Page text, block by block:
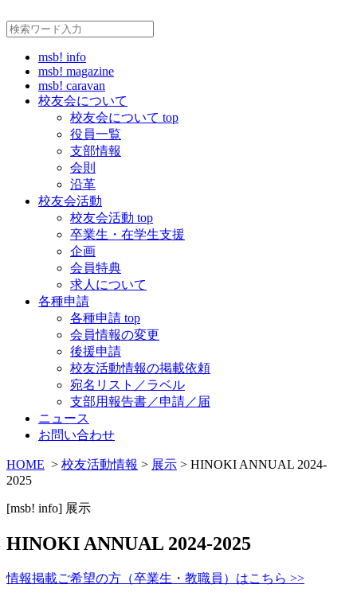
msb! info
msb! magazine
msb! caravan
校友会について
校友会について top
役員一覧
支部情報
会則
沿革
校友会活動
校友会活動 top
卒業生・在学生支援
企画
会員特典
求人について
各種申請
各種申請 top
会員情報の変更
後援申請
校友活動情報の掲載依頼
宛名リスト／ラベル
支部用報告書／申請／届
ニュース
お問い合わせ
HOME > 校友活動情報 > 展示 > HINOKI ANNUAL 2024-
2025
[msb! info] 展示
HINOKI ANNUAL 2024-2025
情報掲載ご希望の方（卒業生・教職員）はこちら >>